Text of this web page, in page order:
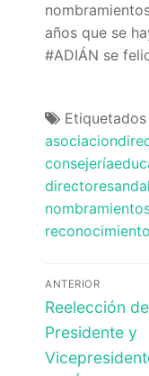
Delegaciones
Adián Almería
Adián Córdoba
Adián Granada
Adián Huelva
Adián Málaga
Adián Sevilla
Noticias
Consejería de
FEDADi
Normativa
Portal
Portal SÉNECA
Contacto
Hazte Socio
años que se
#ADIÁN se
Etiquetados
de
entradas
ANTERIOR
Entrada
anterior:
Reelección de
Presidente y